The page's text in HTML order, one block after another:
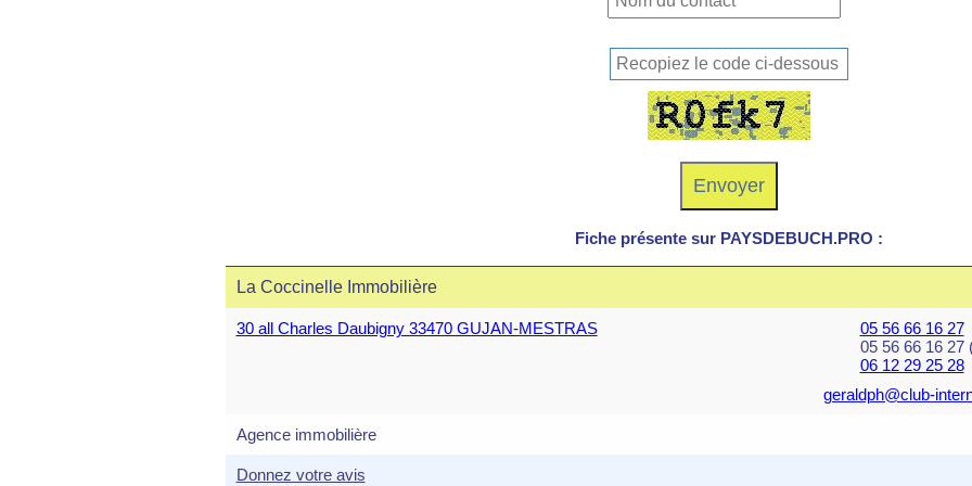
Fiche présente sur PAYSDEBUCH.PRO :
La Coccinelle Immobilière
30 all Charles Daubigny 33470 GUJAN-MESTRAS
05 56 66 16 27
05 56 66 16 27
06 12 29 25 28
geraldph@club-
Agence immobilière
Donnez votre avis